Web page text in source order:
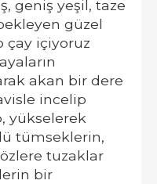
geniş yeşil, taze
güzel
çay içiyoruz
akan bir dere
incelip
yükselerek
tümseklerin,
tuzaklar
bir